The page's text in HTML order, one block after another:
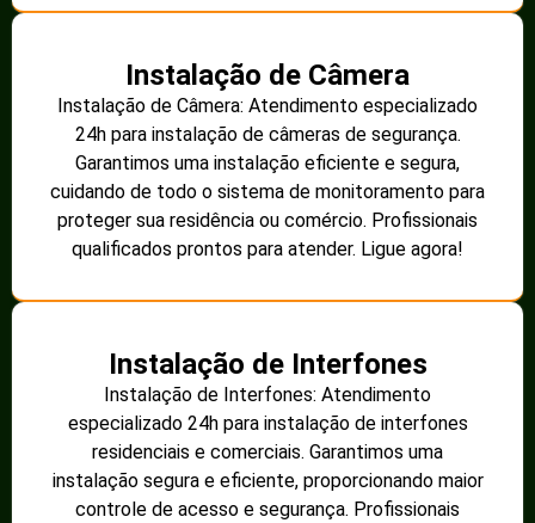
Instalação de Câmera
Instalação de Câmera: Atendimento especializado
24h para instalação de câmeras de segurança.
Garantimos uma instalação eficiente e segura,
cuidando de todo o sistema de monitoramento para
proteger sua residência ou comércio. Profissionais
qualificados prontos para atender. Ligue agora!
Instalação de Interfones
Instalação de Interfones: Atendimento
especializado 24h para instalação de interfones
residenciais e comerciais. Garantimos uma
instalação segura e eficiente, proporcionando maior
controle de acesso e segurança. Profissionais